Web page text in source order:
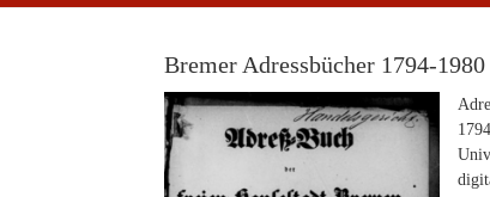
Bremer Adressbücher 1794-1980